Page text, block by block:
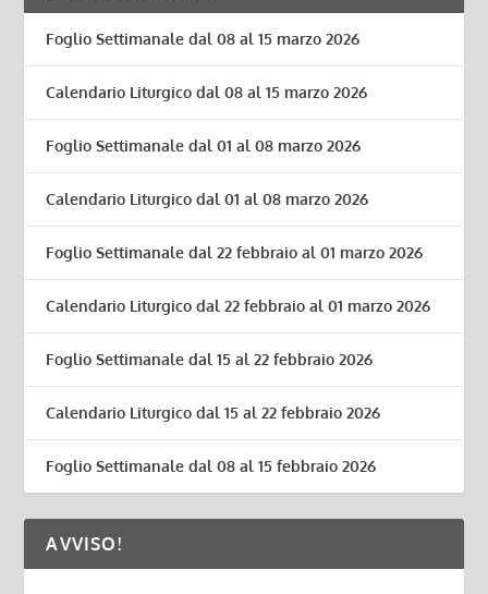
Foglio Settimanale dal 08 al 15 marzo 2026
Calendario Liturgico dal 08 al 15 marzo 2026
Foglio Settimanale dal 01 al 08 marzo 2026
Calendario Liturgico dal 01 al 08 marzo 2026
Foglio Settimanale dal 22 febbraio al 01 marzo 2026
Calendario Liturgico dal 22 febbraio al 01 marzo 2026
Foglio Settimanale dal 15 al 22 febbraio 2026
Calendario Liturgico dal 15 al 22 febbraio 2026
Foglio Settimanale dal 08 al 15 febbraio 2026
AVVISO!